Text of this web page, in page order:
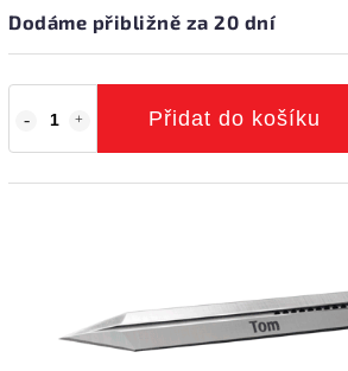
Dodáme přibližně za 20 dní
Přidat do košíku